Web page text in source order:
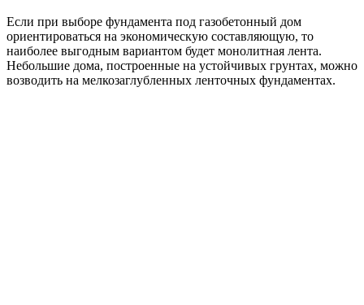
Если при выборе фундамента под газобетонный дом
ориентироваться на экономическую составляющую, то
наиболее выгодным вариантом будет монолитная лента.
Небольшие дома, построенные на устойчивых грунтах, можно
возводить на мелкозаглубленных ленточных фундаментах.